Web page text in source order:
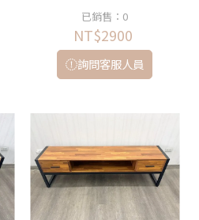
已銷售：0
NT$2900
詢問客服人員